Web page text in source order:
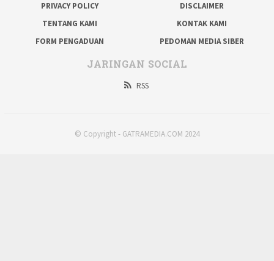
PRIVACY POLICY
DISCLAIMER
TENTANG KAMI
KONTAK KAMI
FORM PENGADUAN
PEDOMAN MEDIA SIBER
JARINGAN SOCIAL
RSS
© Copyright - GATRAMEDIA.COM 2024